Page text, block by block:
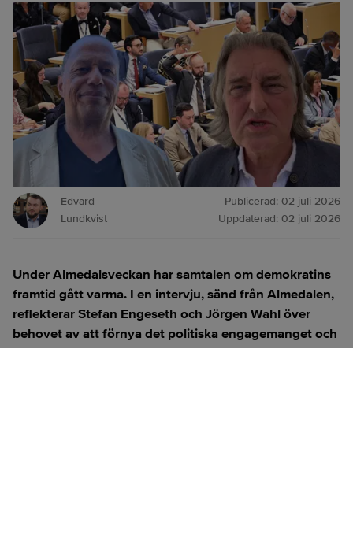
Edvard
Lundkvist
Publicerad: 02 juli 2026
Uppdaterad: 02 juli 2026
Under Almedalsveckan har samtalen om demokratins
framtid gått varma. I en intervju, sänd från Almedalen,
reflekterar Stefan Engeseth och Jörgen Wahl över
behovet av att förnya det politiska engagemanget och
hur modern teknik kan användas för att överbrygga